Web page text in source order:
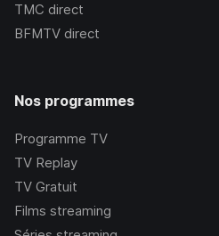
TMC direct
BFMTV direct
Nos programmes
Programme TV
TV Replay
TV Gratuit
Films streaming